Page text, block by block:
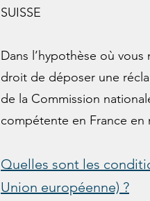
SUISSE
Dans l’hypothèse où
droit de déposer une
de la Commission
compétente en France
Quelles sont les
Union européenne) ?